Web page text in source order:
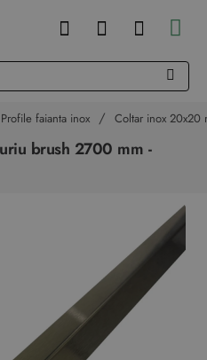
brush 2700 mm -
Profile faianta inox Coltar inox 20x20